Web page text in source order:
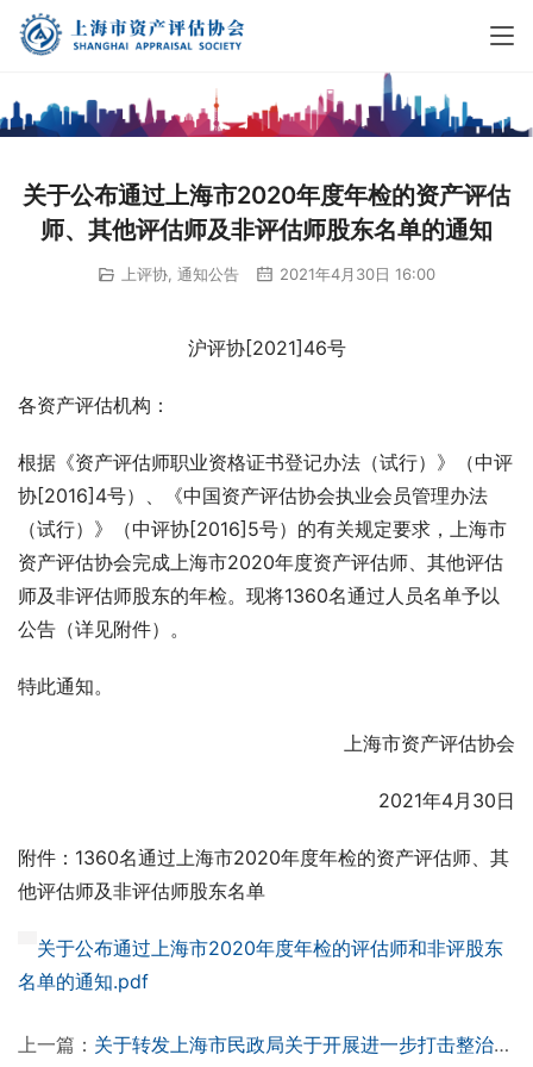
关于公布通过上海市2020年度年检的资产评估
师、其他评估师及非评估师股东名单的通知
上评协 通知公告 2021年4月30日 16:00
沪评协[2021]46号
各资产评估机构：
根据《资产评估师职业资格证书登记办法（试行）》（中评
协[2016]4号）、《中国资产评估协会执业会员管理办法
（试行）》（中评协[2016]5号）的有关规定要求，上海市
资产评估协会完成上海市2020年度资产评估师、其他评估
师及非评估师股东的年检。现将1360名通过人员名单予以
公告（详见附件）。
特此通知。
上海市资产评估协会
2021年4月30日
附件：1360名通过上海市2020年度年检的资产评估师、其
他评估师及非评估师股东名单
关于公布通过上海市2020年度年检的评估师和非评股东
名单的通知.pdf
上一篇： 关于转发上海市民政局关于开展进一步打击整治非法社会组织有关事项的公告